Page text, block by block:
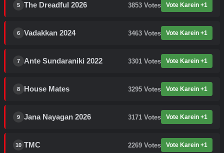
5 The Dreadful 2026 3853 Votes Vote Karein +1
6 Vadakkan 2024 3463 Votes Vote Karein +1
7 Ante Sundaraniki 2022 3301 Votes Vote Karein +1
8 House Mates 3295 Votes Vote Karein +1
9 Jana Nayagan 2026 3171 Votes Vote Karein +1
10 TMC 2269 Votes Vote Karein +1